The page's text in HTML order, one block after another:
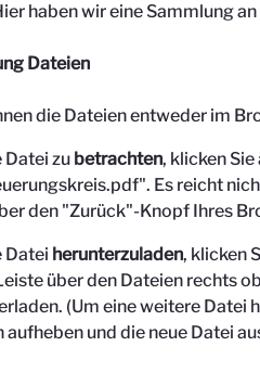
haben wir eine Sammlung
Dateien
die Dateien entweder im
Datei zu betrachten, klicken
Es reicht
den "Zurück"-Knopf Ihres
Datei herunterzuladen, klicken
über den Dateien rechts
(Um eine weitere Datei
aufheben und die neue Datei